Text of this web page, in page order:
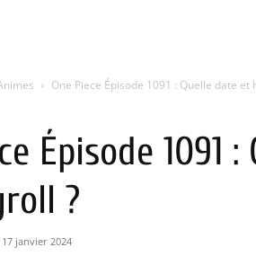
One Piece Épisode 1091 : Quelle date et
Épisode
?
17 janvier 2024